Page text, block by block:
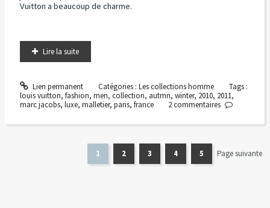
Vuitton a beaucoup de charme.
Lire la suite
Lien permanent Catégories : Les collections homme
Tags :
louis vuitton, fashion, men, collection, autmn, winter, 2010, 2011,
marc jacobs, luxe, malletier, paris, france 2commentaires
1 2 3 4 5 Page suivante